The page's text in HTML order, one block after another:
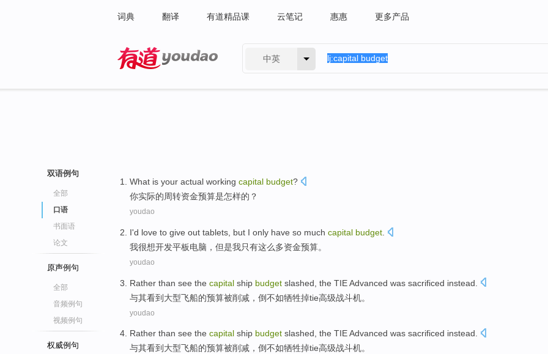
词典 翻译 有道精品课 云笔记 惠惠 更多产品
中英
双语例句
全部
口语
书面语
论文
原声例句
全部
音频例句
视频例句
权威例句
What is your actual working capital budget?
你实际的周转资金预算是怎样的？
youdao
I'd love to give out tablets but I only have so much capital budget
我很想开发平板电脑， 但是我只有这么多资金预算。
youdao
Rather than see the capital ship budget slashed , the TIEAdvanced was sacrificed instead.
与其看到大型飞船的预算被削减 ， 倒不如牺牲掉tie高级战斗机。
youdao
Rather than see the capital ship budget slashed, the TIEAdvanced was sacrificed instead.
与其看到 大型飞船的预算被削减 ， 倒不如牺牲掉tie高级战斗机。